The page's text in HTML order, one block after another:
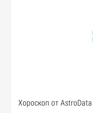
Хороскоп от AstroData